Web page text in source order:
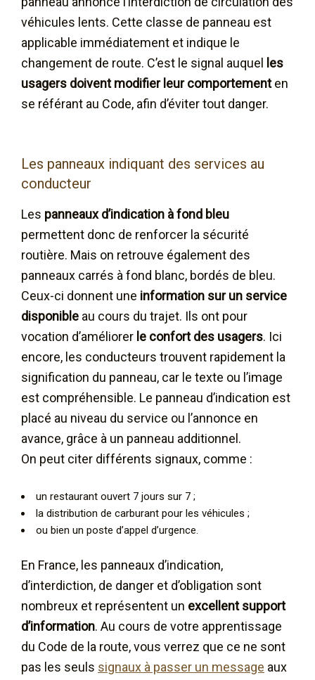
véhicules lents. Cette classe de panneau est
applicable immédiatement et indique le
changement de route. C’est le signal auquel
les
usagers doivent modifier leur comportementen
se référant au Code, afin d’éviter tout danger.
Les panneaux indiquant des services au
conducteur
Les panneaux d’indication à fond bleu
permettent donc de renforcer la sécurité
routière. Mais on retrouve également des
panneaux carrés à fond blanc, bordés de bleu.
Ceux-ci donnent une information sur un service
disponible au cours du trajet. Ils ont pour
vocation d’améliorer le confort des usagers. Ici
encore, les conducteurs trouvent rapidement la
signification du panneau, car le texte ou l’image
est compréhensible. Le panneau d’indication est
placé au niveau du service ou l’annonce en
avance, grâce à un panneau additionnel.
On peut citer différents signaux, comme :
un restaurant ouvert 7 jours sur 7 ;
la distribution de carburant pour les véhicules ;
ou bien un poste d’appel d’urgence.
En France, les panneaux d’indication,
d’interdiction, de danger et d’obligation sont
nombreux et représentent un excellent support
d’information. Au cours de votre apprentissage
du Code de la route, vous verrez que ce ne sont
pas les seuls signaux à passer un message aux